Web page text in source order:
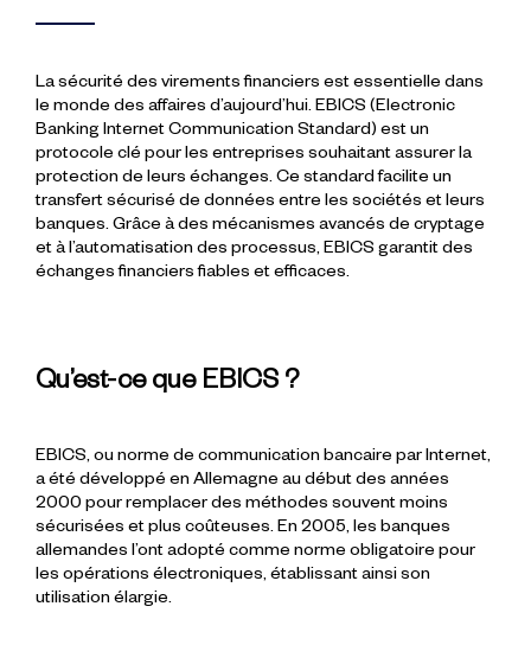
La sécurité des virements financiers est essentielle dans
le monde des affaires d’aujourd’hui. EBICS (Electronic
Banking Internet Communication Standard) est un
protocole clé pour les entreprises souhaitant assurer la
protection de leurs échanges. Ce standard facilite un
transfert sécurisé de données entre les sociétés et leurs
banques. Grâce à des mécanismes avancés de cryptage
et à l’automatisation des processus, EBICS garantit des
échanges financiers fiables et efficaces.
Qu’est-ce que EBICS ?
EBICS, ou norme de communication bancaire par Internet,
a été développé en Allemagne au début des années
2000 pour remplacer des méthodes souvent moins
sécurisées et plus coûteuses. En 2005, les banques
allemandes l’ont adopté comme norme obligatoire pour
les opérations électroniques, établissant ainsi son
utilisation élargie.